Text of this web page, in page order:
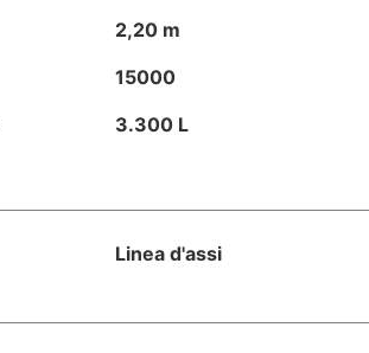
2,20 m
15000
3.300 L
Linea d'assi